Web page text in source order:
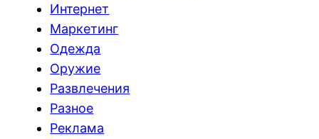
Интернет
Маркетинг
Одежда
Оружие
Развлечения
Разное
Реклама